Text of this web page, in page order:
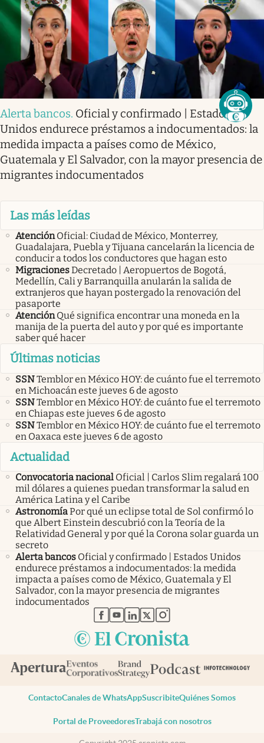
Alerta bancos. Oficial y confirmado | Estados
Unidos endurece préstamos a indocumentados: la
medida impacta a países como de México,
Guatemala y El Salvador, con la mayor presencia de
migrantes indocumentados
Las más leídas
Atención Oficial: Ciudad de México, Monterrey,
Guadalajara, Puebla y Tijuana cancelarán la licencia de
conducir a todos los conductores que hagan esto
MigracionesDecretado | Aeropuertos de Bogotá,
Medellín, Cali y Barranquilla anularán la salida de
extranjeros que hayan postergado la renovación del
pasaporte
Atención Qué significa encontrar una moneda en la
manija de la puerta del auto y por qué es importante
saber qué hacer
Últimas noticias
SSNTemblor en México HOY: de cuánto fue el terremoto
en Michoacán este jueves 6 de agosto
SSNTemblor en México HOY: de cuánto fue el terremoto
en Chiapas este jueves 6 de agosto
SSNTemblor en México HOY: de cuánto fue el terremoto
en Oaxaca este jueves 6 de agosto
Actualidad
Convocatoria nacional Oficial | Carlos Slim regalará 100
mil dólares a quienes puedan transformar la salud en
América Latina y el Caribe
AstronomíaPor qué un eclipse total de Sol confirmó lo
que Albert Einstein descubrió con la Teoría de la
Relatividad General y por qué la Corona solar guarda un
secreto
Alerta bancos Oficial y confirmado | Estados Unidos
endurece préstamos a indocumentados: la medida
impacta a países como de México, Guatemala y El
Salvador, con la mayor presencia de migrantes
indocumentados
abre en nueva pestaña
abre en nueva pestaña
abre en nueva pestaña
abre en nueva pestaña
abre en nueva pestaña
ContactoCanales de WhatsAppSuscribiteQuiénes Somos
Portal de ProveedoresTrabajá con nosotros